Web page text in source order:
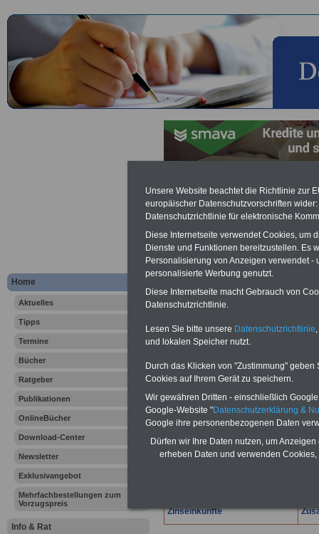
Home
Aktuelles
Tipps
Termine
Bücher
Ratgeber
Publikationen
OnlineBücher
Download-Center
Newsletter
Exklusivangebot
Mehrfachbestellungen zum
Vorzugspreis
Info & Rat
Lexikon
Werbung mit Banner bzw.
Schon zum Festpreis von 250
Monate können Sie einen
Websitefrauen-im-
Interesse, einfach dieses
Ihre Wünsche!
Lexikon für
Z
Zählkindervorteil
Zahnersatz
Zeitliche Begrenzung des
Zinseinkünfte
Unsere Website beachtet die Richtlinie zur
europäischer Datenschutzvorschriften
Datenschutzrichtlinie für elektronische
Diese Internetseite verwendet Cookies, um
Dienste und Funktionen bereitzustellen. Es
Personalisierung von Anzeigen verwendet
personalisierte Werbung genutzt.
Diese Internetseite macht Gebrauch von
Datenschutzrichtlinie.
Lesen Sie bitte unsere Datenschutzrichtlinie
und lokalen Speicher nutzt.
Durch das Klicken von "Zustimmung"
Cookies auf Ihrem Gerät zu speichern.
Wir gewähren Dritten - einschließlich
Google-Website "Datenschutzerklärung &
Google ihre personenbezogenen Daten
Dürfen wir Ihre Daten nutzen, um
erheben Daten und verwenden